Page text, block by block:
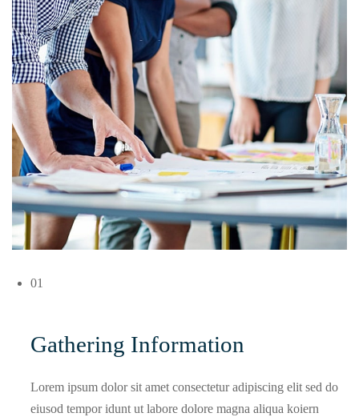
01
Gathering Information
Lorem ipsum dolor sit amet consectetur adipiscing elit sed do
eiusod tempor idunt ut labore dolore magna aliqua koiern